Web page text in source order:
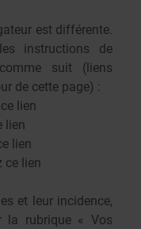
est différente.
instructions de
suit (liens
de cette page) :
ce lien
lien
lien
ce lien
et leur incidence,
la rubrique « Vos